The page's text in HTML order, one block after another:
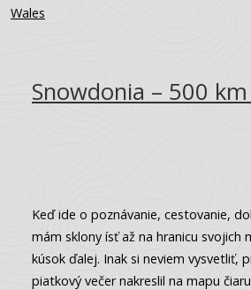
Wales
Snowdonia – 500
Keď ide o poznávanie, cestovanie,
mám sklony ísť až na hranicu svojich
kúsok ďalej. Inak si neviem vysvetliť,
piatkový večer nakreslil na mapu